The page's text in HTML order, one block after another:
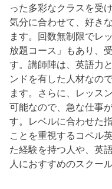
った多彩なクラスを受
気分に合わせて、好き
ます。回数無制限でレ
放題コース」もあり、
す。講師陣は、英語力
ンドを有した人材なの
ます。さらに、レッス
可能なので、急な仕事
す。レベルに合わせた
ことを重視するコペル
た経験を持つ人や、英
人におすすめのスクール